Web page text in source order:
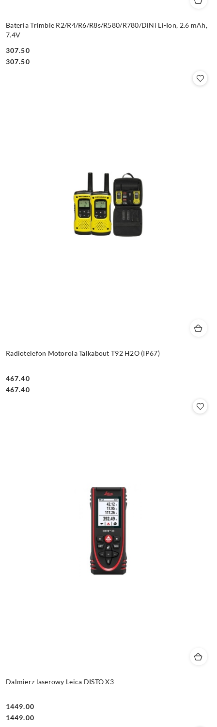
Bateria Trimble R2/R4/R6/R8s/R580/R780/DiNi Li-Ion, 2.6 mAh,
7.4V
Cena:
307.50
Cena:
307.50
Radiotelefon Motorola Talkabout T92 H2O (IP67)
Cena:
467.40
Cena:
467.40
Dalmierz laserowy Leica DISTO X3
Cena:
1449.00
Cena:
1449.00